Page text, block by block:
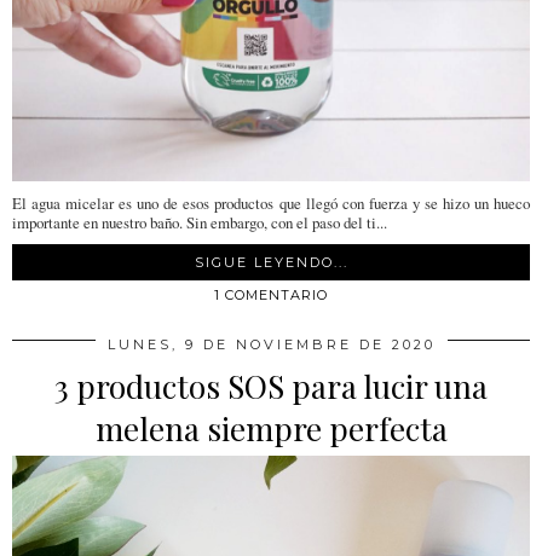
El agua micelar es uno de esos productos que llegó con fuerza y se hizo un hueco
importante en nuestro baño. Sin embargo, con el paso del ti...
SIGUE LEYENDO...
1 COMENTARIO
LUNES, 9 DE NOVIEMBRE DE 2020
3 productos SOS para lucir una
melena siempre perfecta